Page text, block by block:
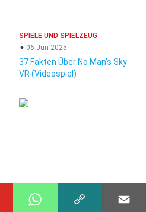
SPIELE UND SPIELZEUG
06 Jun 2025
37 Fakten Über No Man's Sky
VR (Videospiel)